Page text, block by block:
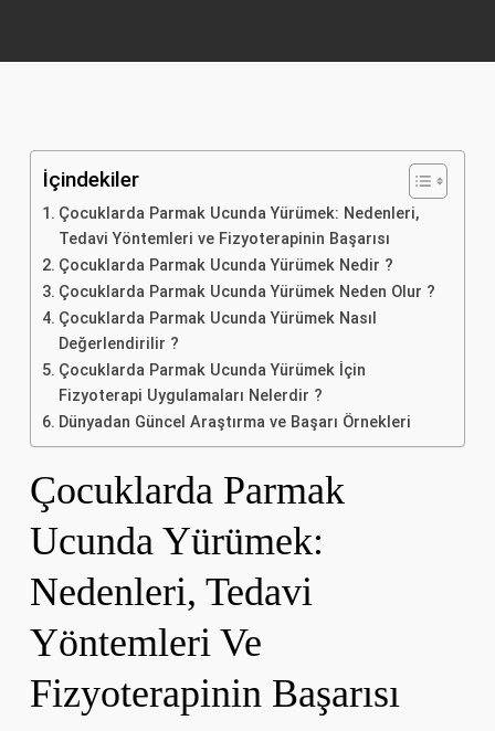
İçindekiler
Çocuklarda Parmak Ucunda Yürümek: Nedenleri,
Tedavi Yöntemleri ve Fizyoterapinin Başarısı
Çocuklarda Parmak Ucunda Yürümek Nedir ?
Çocuklarda Parmak Ucunda Yürümek Neden Olur ?
Çocuklarda Parmak Ucunda Yürümek Nasıl
Değerlendirilir ?
Çocuklarda Parmak Ucunda Yürümek İçin
Fizyoterapi Uygulamaları Nelerdir ?
Dünyadan Güncel Araştırma ve Başarı Örnekleri
Çocuklarda Parmak
Ucunda Yürümek:
Nedenleri, Tedavi
Yöntemleri Ve
Fizyoterapinin Başarısı